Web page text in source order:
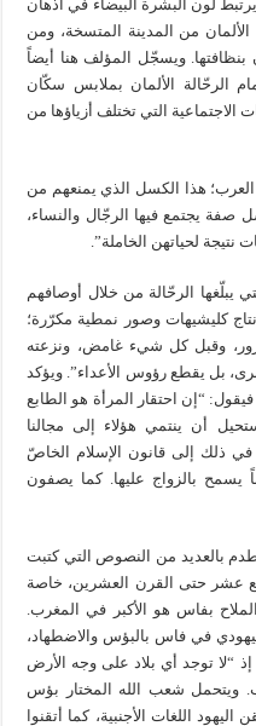
لون البشرة البيضاء في أذهان
الألمان من المدينة المتسخة، ومن
بنظافتها. ويسجّل المؤلف هنا أيضاً
الرحّالة الألمان بملابس سكّان
التي تختلف أزياؤها من
هذا الكسل الذي يمنعهم من
صفة يجتمع فيها الرجّال والنساء،
نتيجة لحياتهن الخاملة”.
يبلّغها الرحّالة من خلال أوصافهم
كليشيهات وصور نمطية مكرّرة؛
وقبل كل شيء غامض، ونزعته
بل يقطع رؤوس الأعداء”. ويؤكد
“إن احتقار المرأة هو الطابع
أن ينتمي هؤلاء إلى مجالنا
في ذلك إلى قانون الإسلام الخاصّ
يسمح بالزواج عليها. كما يصفون
بالعديد من النصوص التي كتبت
عشر حتى القرن العشرين، خاصة
بفاس هو الأكبر في المغرب.
في فاس بالبؤس والاضطهاد،
إذ “لا توجد أي بلاد على وجه الأرض
ويتحمل شعب الله المختار بؤس
اللغات الأجنبية، كما أتقنوا